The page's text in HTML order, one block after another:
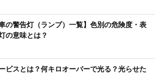
車の警告灯（ランプ）一覧】色別の危険度・表
の意味とは？
ビスとは？何キロオーバーで光る？光らせた